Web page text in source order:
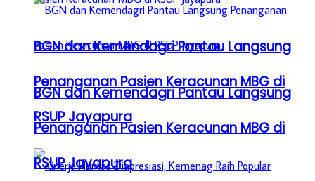
BGN dan Kemendagri Pantau Langsung
Penanganan Pasien Keracunan MBG di
RSUP Jayapura
BGN dan Kemendagri Pantau Langsung
Penanganan Pasien Keracunan MBG di
RSUP Jayapura